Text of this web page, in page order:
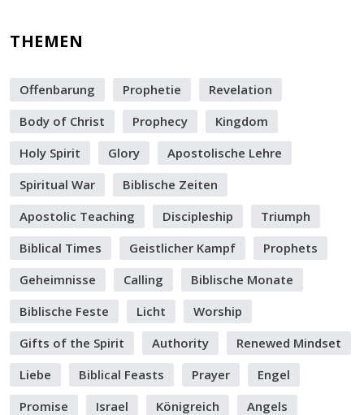
THEMEN
Offenbarung Prophetie
Revelation
Body of Christ
Prophecy
Kingdom
Holy Spirit
Glory
Apostolische Lehre
Spiritual War
Biblische Zeiten
Apostolic Teaching
Discipleship
Triumph
Biblical Times
Geistlicher Kampf
Prophets
Geheimnisse
Calling
Biblische Monate
Biblische Feste
Licht
Worship
Gifts of the Spirit
Authority
Renewed Mindset
Liebe
Biblical Feasts Prayer
Engel
Promise
Israel Königreich
Angels